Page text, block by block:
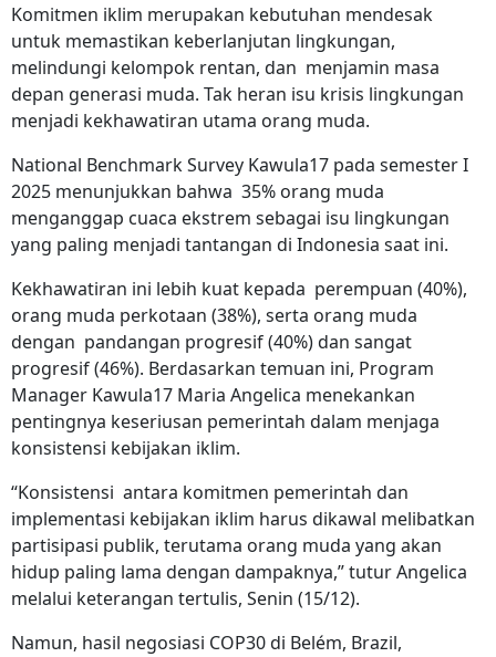
Komitmen iklim merupakan kebutuhan mendesak
untuk memastikan keberlanjutan lingkungan,
melindungi kelompok rentan, dan menjamin masa
depan generasi muda. Tak heran isu krisis lingkungan
menjadi kekhawatiran utama orang muda.
National Benchmark Survey Kawula17 pada semester I
2025 menunjukkan bahwa 35% orang muda
menganggap cuaca ekstrem sebagai isu lingkungan
yang paling menjadi tantangan di Indonesia saat ini.
Kekhawatiran ini lebih kuat kepada perempuan (40%),
orang muda perkotaan (38%), serta orang muda
dengan pandangan progresif (40%) dan sangat
progresif (46%). Berdasarkan temuan ini, Program
Manager Kawula17 Maria Angelica menekankan
pentingnya keseriusan pemerintah dalam menjaga
konsistensi kebijakan iklim.
“Konsistensi antara komitmen pemerintah dan
implementasi kebijakan iklim harus dikawal melibatkan
partisipasi publik, terutama orang muda yang akan
hidup paling lama dengan dampaknya,” tutur Angelica
melalui keterangan tertulis, Senin (15/12).
Namun, hasil negosiasi COP30 di Belém, Brazil,